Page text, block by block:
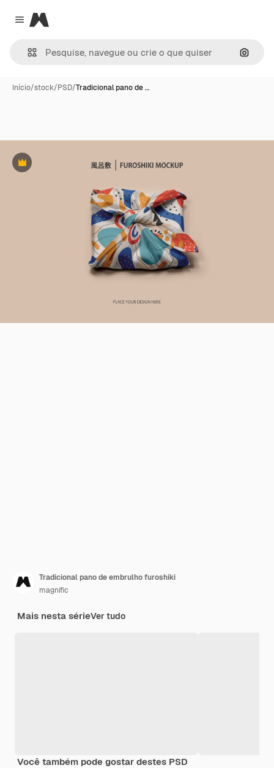
Close menu
Magnific
Início/stock/PSD/Tradicional pano de …
Premium
Tradicional pano de embrulho furoshiki
magnific
Mais nesta sérieVer tudo
Você também pode gostar destes PSD